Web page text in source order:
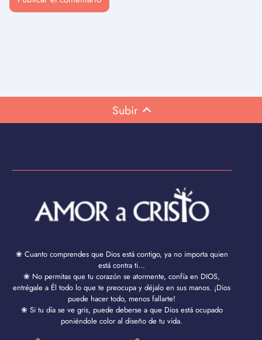
Subir
❀ Cuanto comprendes que Dios está contigo, ya no importa quien
está contra ti...
❀ No permitas que tu corazón se atormente, confía en DIOS,
entrégale a Él todo lo que te preocupa y déjalo en sus manos. ¡Dios
puede hacer todo, menos fallarte!
❀ Si tu día se ve gris, puede deberse a que Dios está ocupado
poniéndole color al diseño de tu vida.